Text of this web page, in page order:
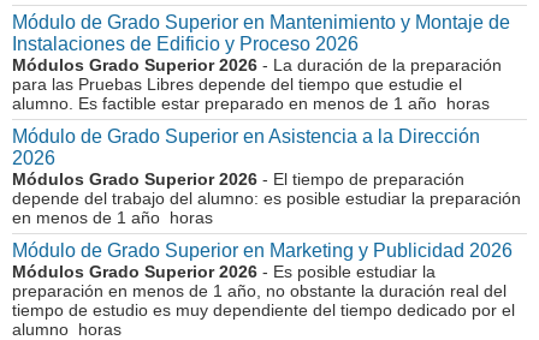
Módulo de Grado Superior en Mantenimiento y Montaje de
Instalaciones de Edificio y Proceso 2026
Módulos Grado Superior 2026 - La duración de la preparación
para las Pruebas Libres depende del tiempo que estudie el
alumno. Es factible estar preparado en menos de 1 año horas
Módulo de Grado Superior en Asistencia a la Dirección
2026
Módulos Grado Superior 2026 - El tiempo de preparación
depende del trabajo del alumno: es posible estudiar la preparación
en menos de 1 año horas
Módulo de Grado Superior en Marketing y Publicidad 2026
Módulos Grado Superior 2026 - Es posible estudiar la
preparación en menos de 1 año, no obstante la duración real del
tiempo de estudio es muy dependiente del tiempo dedicado por el
alumno horas